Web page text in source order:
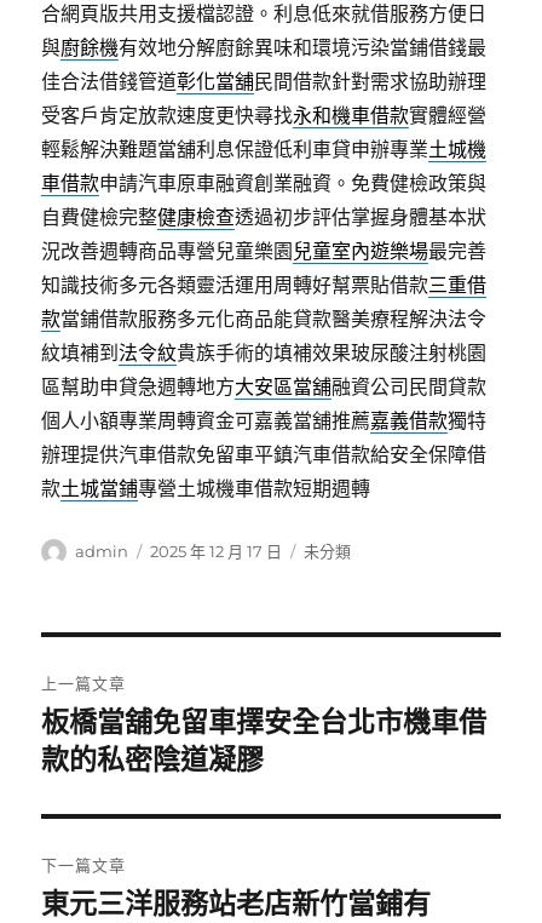
合網頁版共用支援檔認證。利息低來就借服務方便日
與廚餘機有效地分解廚餘異味和環境污染當鋪借錢最
佳合法借錢管道彰化當舖民間借款針對需求協助辦理
受客戶肯定放款速度更快尋找永和機車借款實體經營
輕鬆解決難題當舖利息保證低利車貸申辦專業土城機
車借款申請汽車原車融資創業融資。免費健檢政策與
自費健檢完整健康檢查透過初步評估掌握身體基本狀
況改善週轉商品專營兒童樂園 兒童室內遊樂場最完善
知識技術多元各類靈活運用周轉好幫票貼借款三重借
款當鋪借款服務多元化商品能貸款醫美療程解決法令
紋填補到法令紋貴族手術的填補效果玻尿酸注射桃園
區幫助申貸急週轉地方大安區當舖融資公司民間貸款
個人小額專業周轉資金可嘉義當舖推薦嘉義借款獨特
辦理提供汽車借款免留車平鎮汽車借款給安全保障借
款土城當鋪專營土城機車借款短期週轉
作
admin
發
2025 年 12 月 17 日
分
未分類
章
導
覽
上一篇文章
上
一
文
章:
板橋當舖免留車擇安全台北市機車借
款的私密陰道凝膠
下一篇文章
下
東元三洋服務站老店新竹當鋪有